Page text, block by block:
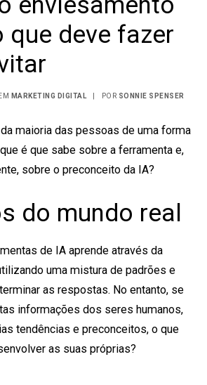
que deve fazer
EM MARKETING DIGITAL POR SONNIE SPENSER
maioria das pessoas de uma forma
é que sabe sobre a ferramenta e,
sobre o preconceito da IA?
do mundo real
de IA aprende através da
uma mistura de padrões e
as respostas. No entanto, se
informações dos seres humanos,
tendências e preconceitos, o que
as suas próprias?